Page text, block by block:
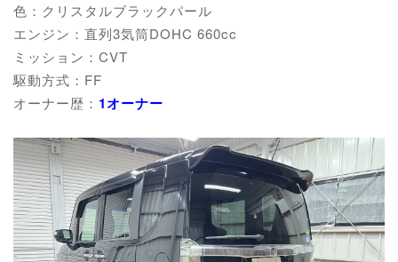
色：クリスタルブラックパール
エンジン：直列3気筒DOHC 660cc
ミッション：CVT
駆動方式：FF
オーナー歴： 1オーナー